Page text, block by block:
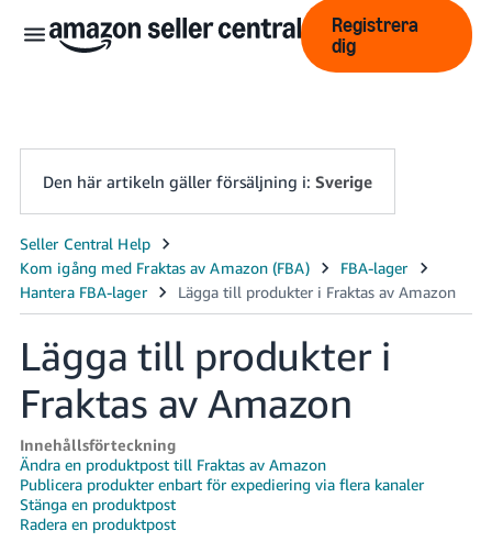
中
文
-
CN
English
- GB
Swedish
- SE
Registrera
dig
Den här artikeln gäller försäljning i: Sverige
Lägga till produkter i
Fraktas av Amazon
Innehållsförteckning
Ändra en produktpost till Fraktas av Amazon
Publicera produkter enbart för expediering via flera kanaler
Stänga en produktpost
Radera en produktpost